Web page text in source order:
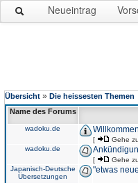
Neueintrag
Übersicht » Die heissesten Themen
Name des Forums
wadoku.de
[ Gehe
wadoku.de
[ Gehe
Japanisch-Deutsche
Übersetzungen
"etwas